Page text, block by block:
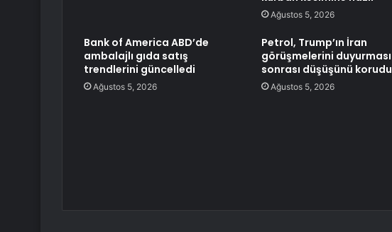
Ağustos 5, 2026
Bank of America ABD’de
ambalajlı gıda satış
trendlerini güncelledi
Ağustos 5, 2026
Petrol, Trump’ın İran
görüşmelerini duyurması
sonrası düşüşünü korudu
Ağustos 5, 2026